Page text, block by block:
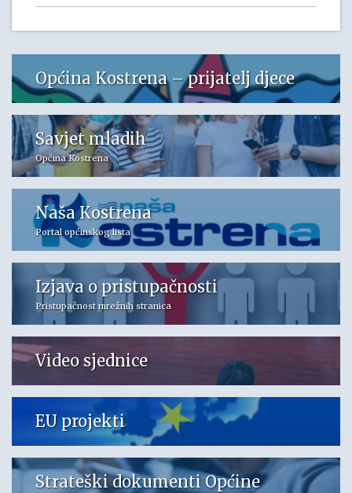
Općina Kostrena – prijatelj djece
Savjet mladih
Općina Kostrena
Naša Kostrena
Portal općinskog lista
Izjava o pristupačnosti
Pristupačnost mrežnih stranica
Video sjednice
EU projekti
Strateški dokumenti Općine